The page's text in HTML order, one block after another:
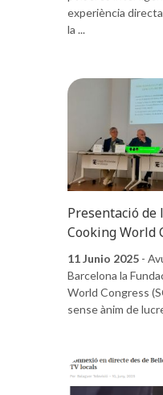
experiència
la ...
Presentació de
Cooking World
11 Junio 2025 -
Barcelona la
World Congress
sense ànim de